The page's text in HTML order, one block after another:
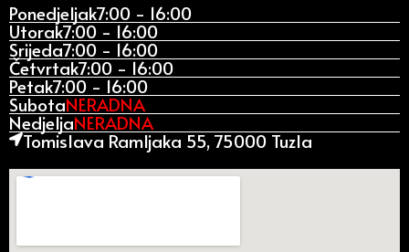
Ponedjeljak7:00 - 16:00
Utorak7:00 - 16:00
Srijeda7:00 - 16:00
Četvrtak7:00 - 16:00
Petak7:00 - 16:00
SubotaNERADNA
NedjeljaNERADNA
Tomislava Ramljaka 55, 75000 Tuzla